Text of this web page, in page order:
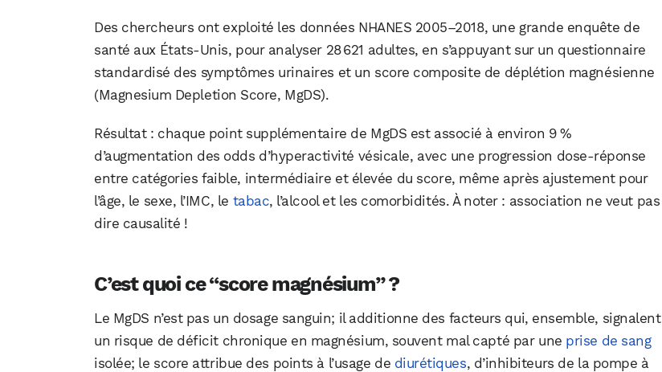
Des chercheurs ont exploité les données NHANES 2005–2018, une grande enquête de
santé aux États‑Unis, pour analyser 28 621 adultes, en s’appuyant sur un questionnaire
standardisé des symptômes urinaires et un score composite de déplétion magnésienne
(Magnesium Depletion Score, MgDS).
Résultat : chaque point supplémentaire de MgDS est associé à environ 9 %
d’augmentation des odds d’hyperactivité vésicale, avec une progression dose‑réponse
entre catégories faible, intermédiaire et élevée du score, même après ajustement pour
l’âge, le sexe, l’IMC, le tabac, l’alcool et les comorbidités. À noter : association ne veut pas
dire causalité !
C’est quoi ce “score magnésium” ?
Le MgDS n’est pas un dosage sanguin; il additionne des facteurs qui, ensemble, signalent
un risque de déficit chronique en magnésium, souvent mal capté par une prise de sang
isolée; le score attribue des points à l’usage de diurétiques, d’inhibiteurs de la pompe à